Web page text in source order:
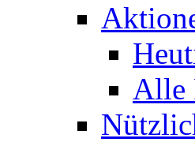
Alle